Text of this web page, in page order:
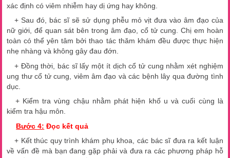
xác định có viêm nhiễm hay dị ứng hay không.
+ Sau đó, bác sĩ sẽ sử dụng phễu mỏ vịt đưa vào âm đạo của
nữ giới, để quan sát bên trong âm đạo, cổ tử cung. Chị em hoàn
toàn có thể yên tâm bởi thao tác thăm khám đều được thực hiện
nhẹ nhàng và không gây đau đớn.
+ Đồng thời, bác sĩ lấy một ít dịch cổ tử cung nhằm xét nghiệm
ung thư cổ tử cung, viêm âm đạo và các bệnh lây qua đường tình
dục.
+ Kiểm tra vùng chậu nhằm phát hiện khố u và cuối cùng là
kiểm tra hậu môn.
Bước 4: Đọc kết quả
+ Kết thúc quy trình khám phụ khoa, các bác sĩ đưa ra kết luận
về vấn đề mà bạn đang gặp phải và đưa ra các phương pháp hỗ